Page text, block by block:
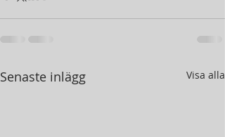
Senaste inlägg Visa alla